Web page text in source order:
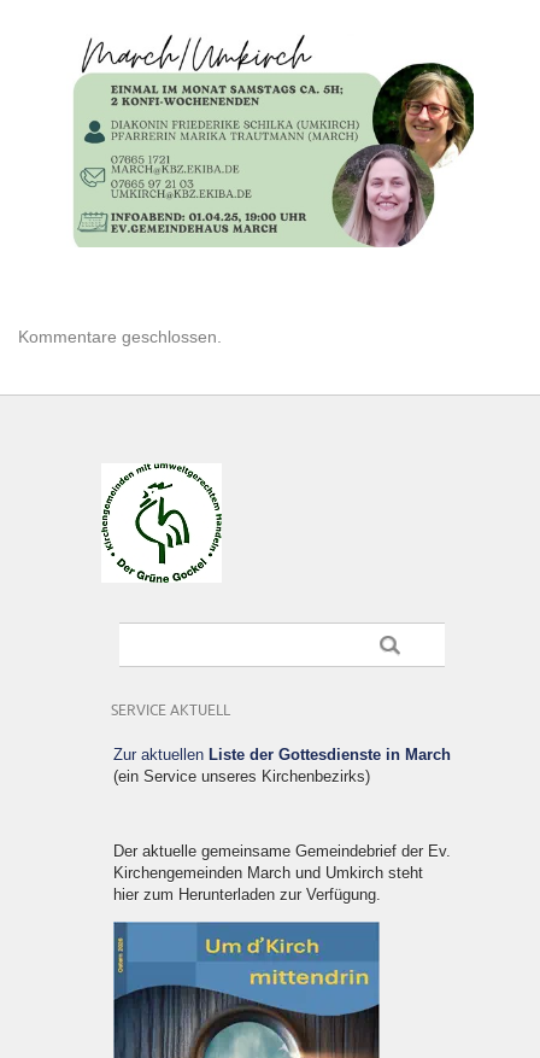
01.04.25
Kommentare geschlossen.
SERVICE AKTUELL
Zur aktuellen Liste der Gottesdienste in March
(ein Service unseres Kirchenbezirks)
Der aktuelle gemeinsame Gemeindebrief der Ev.
Kirchengemeinden March und Umkirch steht
hier zum Herunterladen zur Verfügung.